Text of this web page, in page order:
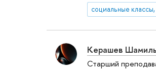
Керашев
Старший